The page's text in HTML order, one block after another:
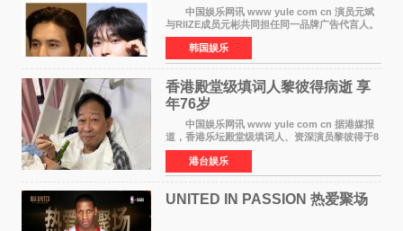
颜值天花板合体
中国娱乐网讯 www yule com cn 演员元斌
与RIIZE成员元彬共同担任同一品牌广告代言人。
6日据独家报道，继演员元斌之后，RIIZE元彬最
近也被选为某在线中介平台A公司的共同广告代言
人，两人将作
韩国娱乐
香港殿堂级填词人黎彼得病逝 享
年76岁​
中国娱乐网讯 www yule com cn 据港媒报
道，香港乐坛殿堂级填词人、资深演员黎彼得于8
月5日上午因病离世，终年76岁。好友钟志光透
露，黎彼得今年3月中风后便卧床休养，身体机能
持续衰退，最
港台娱乐
UNITED IN PASSION 热爱聚场